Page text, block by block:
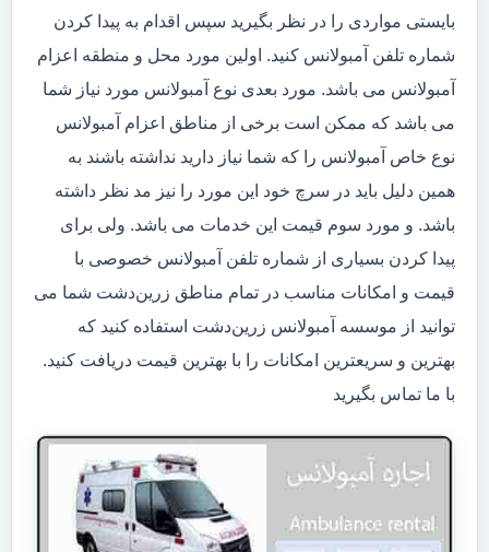
بایستی مواردی را در نظر بگیرید سپس اقدام به پیدا کردن
شماره تلفن آمبولانس کنید. اولین مورد محل و منطقه اعزام
آمبولانس می باشد. مورد بعدی نوع آمبولانس مورد نیاز شما
می باشد که ممکن است برخی از مناطق اعزام آمبولانس
نوع خاص آمبولانس را که شما نیاز دارید نداشته باشند به
همین دلیل باید در سرچ خود این مورد را نیز مد نظر داشته
باشد. و مورد سوم قیمت این خدمات می باشد. ولی برای
پیدا کردن بسیاری از شماره تلفن آمبولانس خصوصی با
قیمت و امکانات مناسب در تمام مناطق زرین‌دشت شما می
توانید از موسسه آمبولانس زرین‌دشت استفاده کنید که
بهترین و سریعترین امکانات را با بهترین قیمت دریافت کنید.
با ما تماس بگیرید